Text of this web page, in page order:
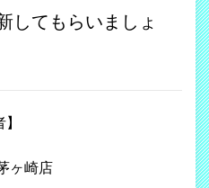
してもらいましょ
ヶ崎店